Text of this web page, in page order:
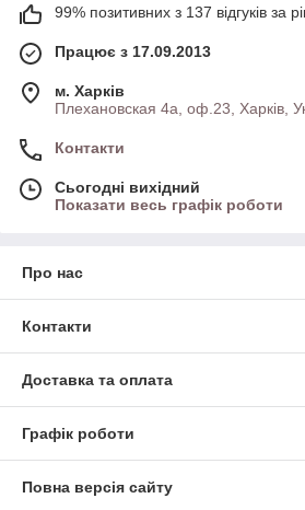
99% позитивних з 137 відгуків за
Працює з 17.09.2013
м. Харків
Плехановская 4а, оф.23, Харків,
Контакти
Сьогодні вихідний
Показати весь графік роботи
Про нас
Контакти
Доставка та оплата
Графік роботи
Повна версія сайту